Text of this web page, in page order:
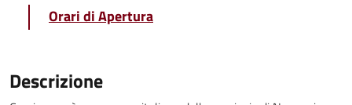
Orari di Apertura
Descrizione